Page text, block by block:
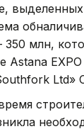
350 млн,
Astana
Ltd»